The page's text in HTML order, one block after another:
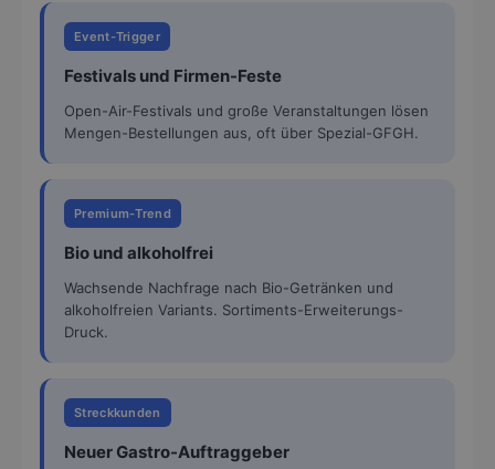
Event-Trigger
Festivals und Firmen-Feste
Open-Air-Festivals und große Veranstaltungen lösen
Mengen-Bestellungen aus, oft über Spezial-GFGH.
Premium-Trend
Bio und alkoholfrei
Wachsende Nachfrage nach Bio-Getränken und
alkoholfreien Variants. Sortiments-Erweiterungs-
Druck.
Streckkunden
Neuer Gastro-Auftraggeber